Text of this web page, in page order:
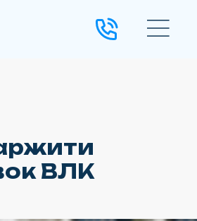
ВЛК